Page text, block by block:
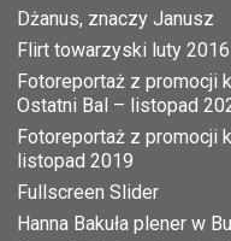
Dżanus, znaczy Janusz
Flirt towarzyski luty 2016
Fotoreportaż z promocji
Ostatni Bal – listopad
Fotoreportaż z promocji
listopad 2019
Fullscreen Slider
Hanna Bakuła plener w